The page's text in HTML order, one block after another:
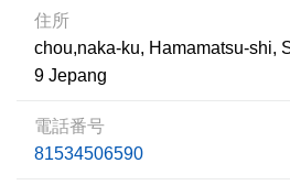
住所
chou,naka-ku, Hamamatsu-shi,
9 Jepang
電話番号
81534506590